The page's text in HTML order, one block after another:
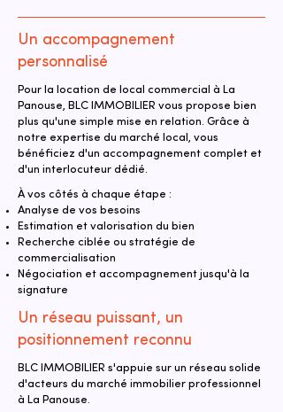
Un accompagnement
personnalisé
Pour la location de local commercial à La
Panouse, BLC IMMOBILIER vous propose bien
plus qu'une simple mise en relation. Grâce à
notre expertise du marché local, vous
bénéficiez d'un accompagnement complet et
d'un interlocuteur dédié.
À vos côtés à chaque étape :
Analyse de vos besoins
Estimation et valorisation du bien
Recherche ciblée ou stratégie de
commercialisation
Négociation et accompagnement jusqu'à la
signature
Un réseau puissant, un
positionnement reconnu
BLC IMMOBILIER s'appuie sur un réseau solide
d'acteurs du marché immobilier professionnel
à La Panouse.